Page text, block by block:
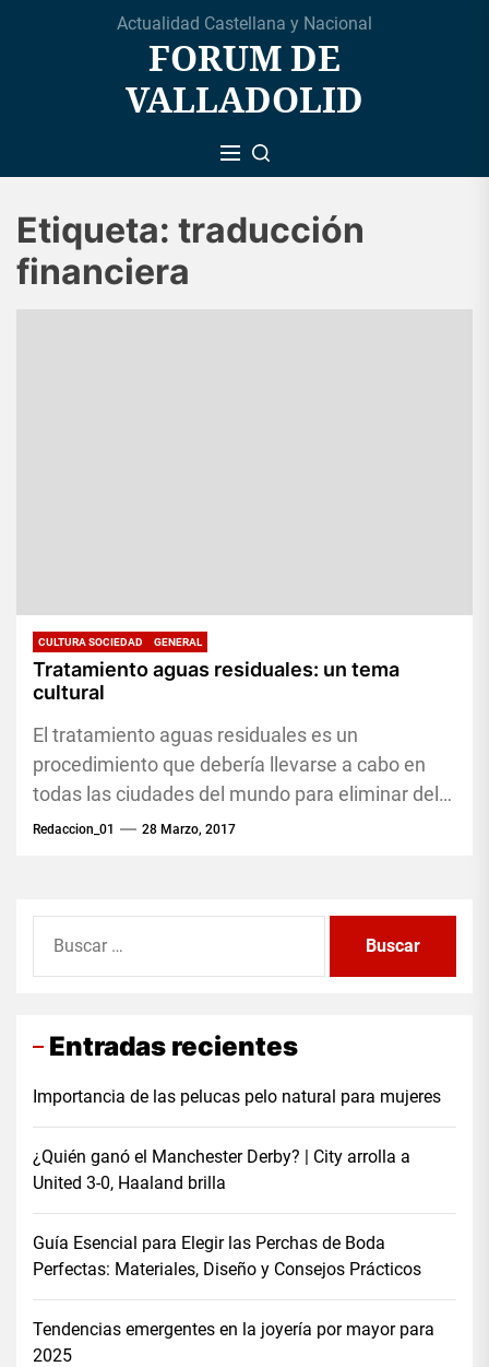
Actualidad Castellana y Nacional
FORUM DE
VALLADOLID
Etiqueta: traducción
financiera
CULTURA SOCIEDAD GENERAL
Tratamiento aguas residuales: un tema
cultural
El tratamiento aguas residuales es un
procedimiento que debería llevarse a cabo en
todas las ciudades del mundo para eliminar del
agua toda clase de...
Redaccion_01 28 Marzo, 2017
Entradas recientes
Importancia de las pelucas pelo natural para mujeres
¿Quién ganó el Manchester Derby? | City arrolla a
United 3-0, Haaland brilla
Guía Esencial para Elegir las Perchas de Boda
Perfectas: Materiales, Diseño y Consejos Prácticos
Tendencias emergentes en la joyería por mayor para
2025